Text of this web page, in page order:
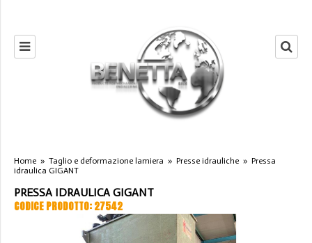
Home » Taglio e deformazione lamiera » Presse idrauliche » Pressa
idraulica GIGANT
PRESSA IDRAULICA GIGANT
CODICE PRODOTTO: 27542